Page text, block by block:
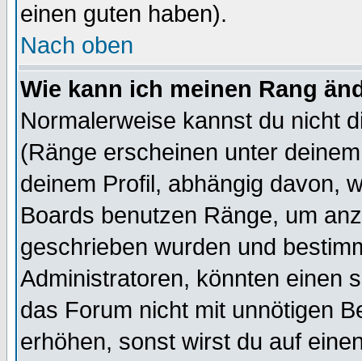
einen guten haben).
Nach oben
Wie kann ich meinen Rang
Normalerweise kannst du nicht
(Ränge erscheinen unter
deinem Profil, abhängig davon,
Boards benutzen Ränge, um
geschrieben wurden und
Administratoren, könnten einen
das Forum nicht mit unnötigen
erhöhen, sonst wirst du auf